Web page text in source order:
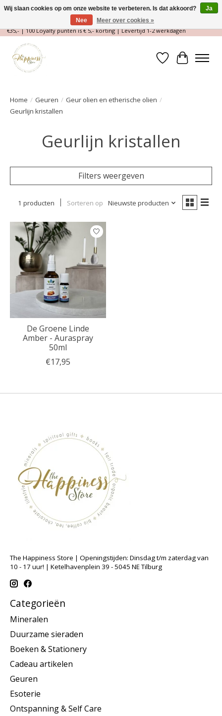
Magische Conceptstore, Edelstenen & Spirituele winkel | Gratis verzending >
€35,- | 100 Loyalty punten is € 5,- korting | Levertijd 1-2 werkdagen
Verlanglijst
Home / Geuren / Geur olien en etherische olien /
Geurlijn kristallen
Geurlijn kristallen
Filters weergeven
1 producten Sorteren op Nieuwste producten
De Groene Linde
Amber - Auraspray
50ml
€17,95
The Happiness Store | Openingstijden: Dinsdag t/m zaterdag van
10 - 17 uur! | Ketelhavenplein 39 - 5045 NE Tilburg
Categorieën
Mineralen
Duurzame sieraden
Boeken & Stationery
Cadeau artikelen
Geuren
Esoterie
Ontspanning & Self Care
Wij slaan cookies op om onze website te verbeteren. Is dat akkoord?
Ja
Nee
Meer over cookies »